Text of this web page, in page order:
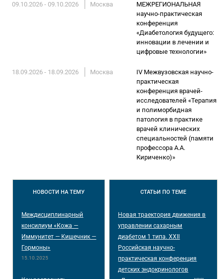
09.10.2026 - 09.10.2026 Москва
МЕЖРЕГИОНАЛЬНАЯ
научно-практическая
конференция
«Диабетология будущего:
инновации в лечении и
цифровые технологии»
18.09.2026 - 18.09.2026 Москва
IV Межвузовская научно-
практическая
конференция врачей-
исследователей «Терапия
и полиморбидная
патология в практике
врачей клинических
специальностей (памяти
профессора А.А.
Кириченко)»
НОВОСТИНА ТЕМУ
Междисциплинарный
консилиум «Кожа —
Иммунитет — Кишечник —
Гормоны»
15.10.2025
СТАТЬИПО ТЕМЕ
Новая траектория движения в
управлении сахарным
диабетом 1 типа. XXII
Российская научно-
практическая конференция
детских эндокринологов